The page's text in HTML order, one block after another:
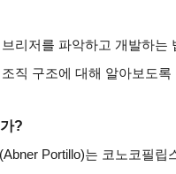
리저를 파악하고 개발하는
직 구조에 대해 알아보도록
?
(Abner Portillo)는 코노코필립